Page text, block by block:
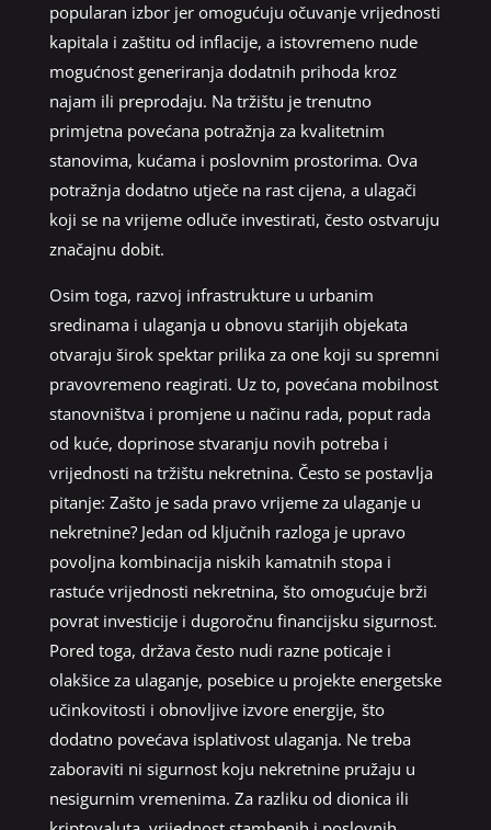
popularan izbor jer omogućuju očuvanje vrijednosti
kapitala i zaštitu od inflacije, a istovremeno nude
mogućnost generiranja dodatnih prihoda kroz
najam ili preprodaju. Na tržištu je trenutno
primjetna povećana potražnja za kvalitetnim
stanovima, kućama i poslovnim prostorima. Ova
potražnja dodatno utječe na rast cijena, a ulagači
koji se na vrijeme odluče investirati, često ostvaruju
značajnu dobit.
Osim toga, razvoj infrastrukture u urbanim
sredinama i ulaganja u obnovu starijih objekata
otvaraju širok spektar prilika za one koji su spremni
pravovremeno reagirati. Uz to, povećana mobilnost
stanovništva i promjene u načinu rada, poput rada
od kuće, doprinose stvaranju novih potreba i
vrijednosti na tržištu nekretnina. Često se postavlja
pitanje: Zašto je sada pravo vrijeme za ulaganje u
nekretnine? Jedan od ključnih razloga je upravo
povoljna kombinacija niskih kamatnih stopa i
rastuće vrijednosti nekretnina, što omogućuje brži
povrat investicije i dugoročnu financijsku sigurnost.
Pored toga, država često nudi razne poticaje i
olakšice za ulaganje, posebice u projekte energetske
učinkovitosti i obnovljive izvore energije, što
dodatno povećava isplativost ulaganja. Ne treba
zaboraviti ni sigurnost koju nekretnine pružaju u
nesigurnim vremenima. Za razliku od dionica ili